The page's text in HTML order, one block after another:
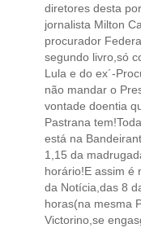
diretores desta
jornalista Milton
procurador
segundo livro,só
Lula e do ex´-
não mandar o
vontade doentia
Pastrana
está na
1,15 da
horário!E assim é
da Notícia,das 8
horas(na mesma
Victorino,se